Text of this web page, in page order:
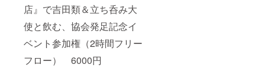
店』で吉田類＆立ち呑み大
使と飲む、協会発足記念イ
ベント参加権（2時間フリー
フロー） 6000円